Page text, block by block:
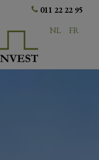
011 22 22 95
NL
FR
in Limburg